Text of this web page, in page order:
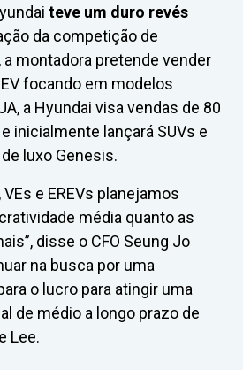
teve um duro revés
da competição de
montadora pretende vender
focando em modelos
a Hyundai visa vendas de 80
inicialmente lançará SUVs e
luxo Genesis.
e EREVs planejamos
média quanto as
disse o CFO Seung Jo
na busca por uma
o lucro para atingir uma
de médio a longo prazo de
Lee.